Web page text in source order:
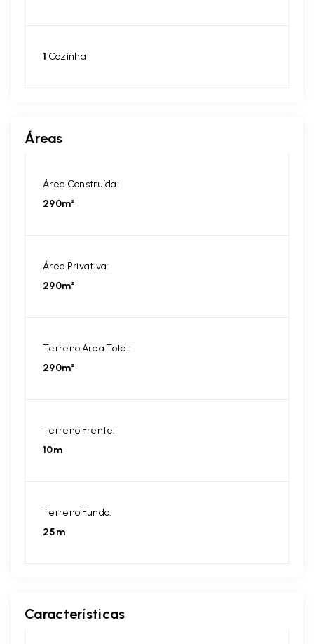
1 Cozinha
Áreas
Área Construída:
290m²
Área Privativa:
290m²
Terreno Área Total:
290m²
Terreno Frente:
10m
Terreno Fundo:
25m
Características